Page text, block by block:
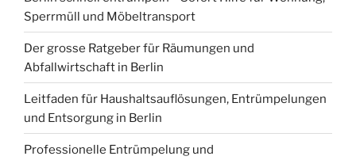
Sperrmüll und Möbeltransport
Der grosse Ratgeber für Räumungen und
Abfallwirtschaft in Berlin
Leitfaden für Haushaltsauflösungen, Entrümpelungen
und Entsorgung in Berlin
Professionelle Entrümpelung und